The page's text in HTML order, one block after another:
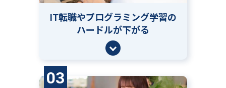
IT転職やプログラミング学習の
ハードルが下がる
03